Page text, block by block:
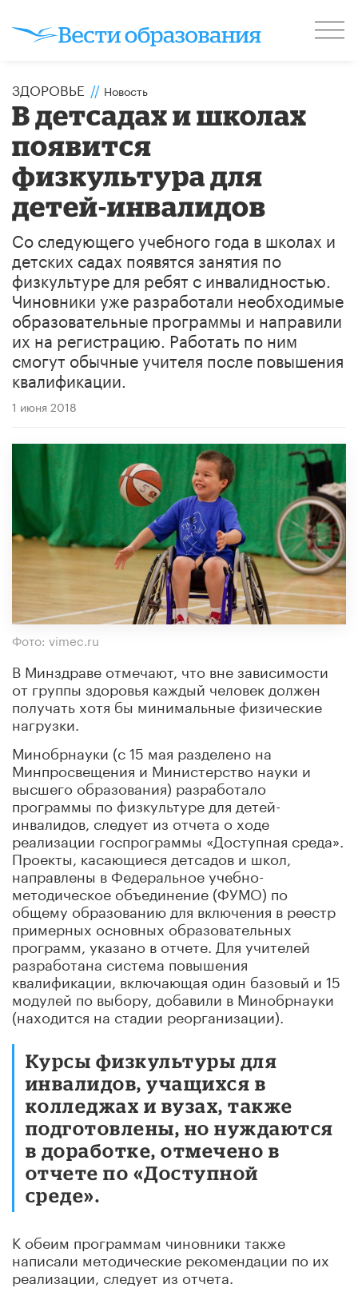
ЗДОРОВЬЕ // Новость
В детсадах и школах
появится
физкультура для
детей-инвалидов
Со следующего учебного года в школах и
детских садах появятся занятия по
физкультуре для ребят с инвалидностью.
Чиновники уже разработали необходимые
образовательные программы и направили
их на регистрацию. Работать по ним
смогут обычные учителя после повышения
квалификации.
1 июня 2018
Фото: vimec.ru
В Минздраве отмечают, что вне зависимости
от группы здоровья каждый человек должен
получать хотя бы минимальные физические
нагрузки.
Минобрнауки (с 15 мая разделено на
Минпросвещения и Министерство науки и
высшего образования) разработало
программы по физкультуре для детей-
инвалидов, следует из отчета о ходе
реализации госпрограммы «Доступная среда».
Проекты, касающиеся детсадов и школ,
направлены в Федеральное учебно-
методическое объединение (ФУМО) по
общему образованию для включения в реестр
примерных основных образовательных
программ, указано в отчете. Для учителей
разработана система повышения
квалификации, включающая один базовый и 15
модулей по выбору, добавили в Минобрнауки
(находится на стадии реорганизации).
Курсы физкультуры для
инвалидов, учащихся в
колледжах и вузах, также
подготовлены, но нуждаются
в доработке, отмечено в
отчете по «Доступной
среде».
К обеим программам чиновники также
написали методические рекомендации по их
реализации, следует из отчета.